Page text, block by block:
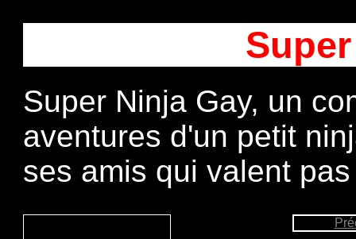
Super Ninja Gay, un
aventures d'un petit
ses amis qui valent